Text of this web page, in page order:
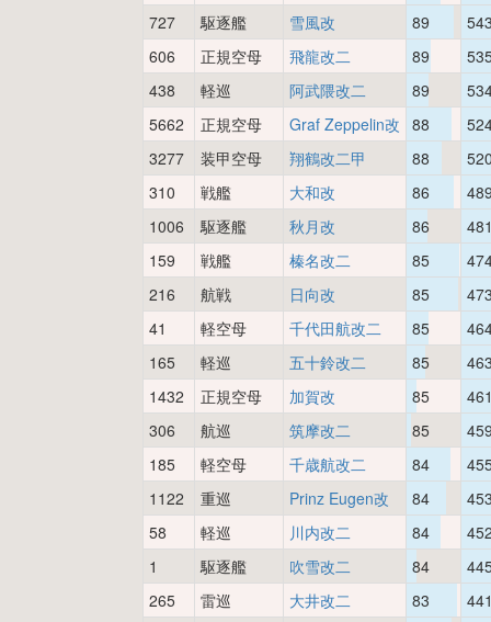
727
駆逐艦 雪風改 89
606
正規空母 飛龍改二 89
438
軽巡 阿武隈改二 89
5662
正規空母 Graf Zeppelin改 88
3277
装甲空母 翔鶴改二甲 88
310
戦艦 大和改 86
1006
駆逐艦 秋月改 86
159
戦艦 榛名改二 85
216
航戦 日向改 85
41
軽空母 千代田航改二 85
165
軽巡 五十鈴改二 85
1432
正規空母 加賀改 85
306
航巡 筑摩改二 85
185
軽空母 千歳航改二 84
1122
重巡 Prinz Eugen改 84
58
軽巡 川内改二 84
1
駆逐艦 吹雪改二 84
265
雷巡 大井改二 83